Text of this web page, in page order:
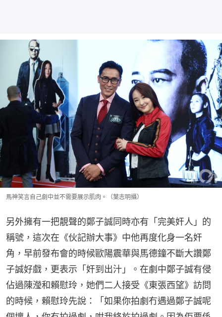
馬神笑言自己劇中並不需要展示肌肉。（葉志明攝）
另外擁有一把靚聲的鄭子誠同時亦有「完美奸人」的
稱號，這次在《伙記辦大事》中他再度化身一名奸
角，早前發布會的時候歐陽震華與馬德鐘不斷大讚鄭
子誠好戲，更表示「奸到出汁」。在劇中鄭子誠有侵
佔過陳瀅和賴慰玲，她們二人接受《東張西望》訪問
的時候，賴慰玲先說：「如果你拍劇冇遇過鄭子誠呢